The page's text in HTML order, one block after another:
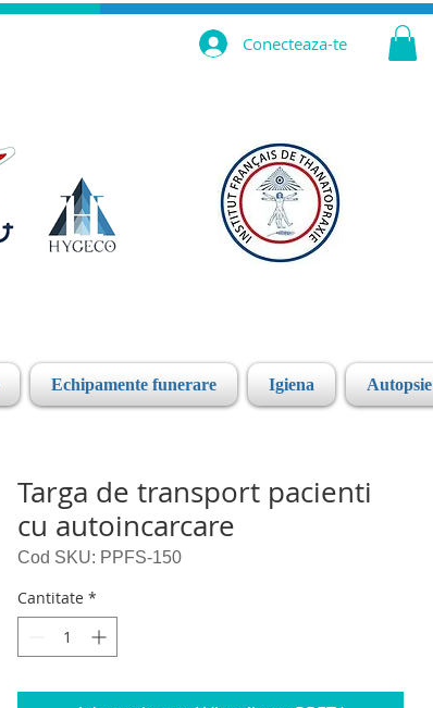
Conecteaza-te
Echipamente funerare Igiena Autopsie
Targa de transport pacienti
cu autoincarcare
Cod SKU: PPFS-150
Cantitate *